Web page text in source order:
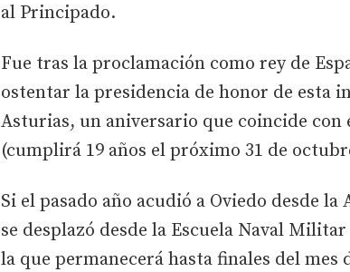
al Principado.
Fue tras la proclamación como rey de
ostentar la presidencia de honor de esta
Asturias, un aniversario que coincide con
(cumplirá 19 años el próximo 31 de
Si el pasado año acudió a Oviedo desde
se desplazó desde la Escuela Naval
la que permanecerá hasta finales del